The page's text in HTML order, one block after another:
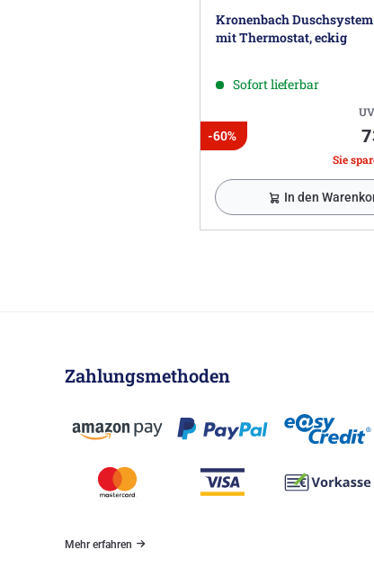
Kronenbach
mit Thermostat, eckig
Sofort lieferbar
-60%
Sie
In den
Zahlungsmethoden
Mehr erfahren